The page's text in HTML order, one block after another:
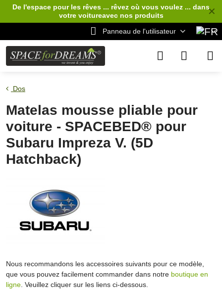
✕
De l'espace pour les rêves ... rêvez où vous voulez ... dans
votre voitureavec nos produits
Panneau de l'utilisateur
Dos
Matelas mousse pliable pour
voiture - SPACEBED® pour
Subaru Impreza V. (5D
Hatchback)
Nous recommandons les accessoires suivants pour ce modèle,
que vous pouvez facilement commander dans notre boutique en
ligne . Veuillez cliquer sur les liens ci-dessous.